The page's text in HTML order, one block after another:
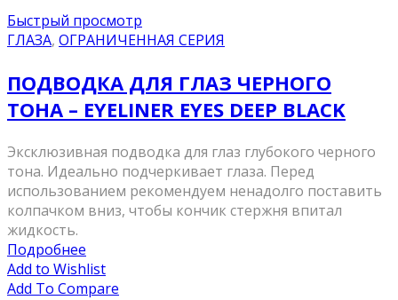
Быстрый просмотр
ГЛАЗА, ОГРАНИЧЕННАЯ СЕРИЯ
ПОДВОДКА ДЛЯ ГЛАЗ ЧЕРНОГО
ТОНА – EYELINER EYES DEEP BLACK
Эксклюзивная подводка для глаз глубокого черного
тона. Идеально подчеркивает глаза. Перед
использованием рекомендуем ненадолго поставить
колпачком вниз, чтобы кончик стержня впитал
жидкость.
Подробнее
Add to Wishlist
Add To Compare